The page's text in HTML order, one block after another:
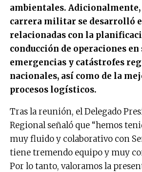
ambientales. Adicionalmente,
carrera militar se desarrolló
relacionadas con la
conducción de operaciones
emergencias y catástrofes
nacionales, así como de la
procesos logísticos.
Tras la reunión, el Delegado
Regional señaló que “hemos
muy fluido y colaborativo con
tiene tremendo equipo y muy
Por lo tanto, valoramos la